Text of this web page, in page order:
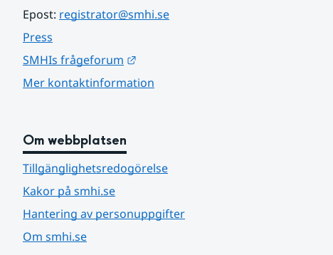
Epost: registrator@smhi.se
Press
SMHIs frågeforum
Mer kontaktinformation
Om webbplatsen
Tillgänglighetsredogörelse
Kakor på smhi.se
Hantering av personuppgifter
Om smhi.se